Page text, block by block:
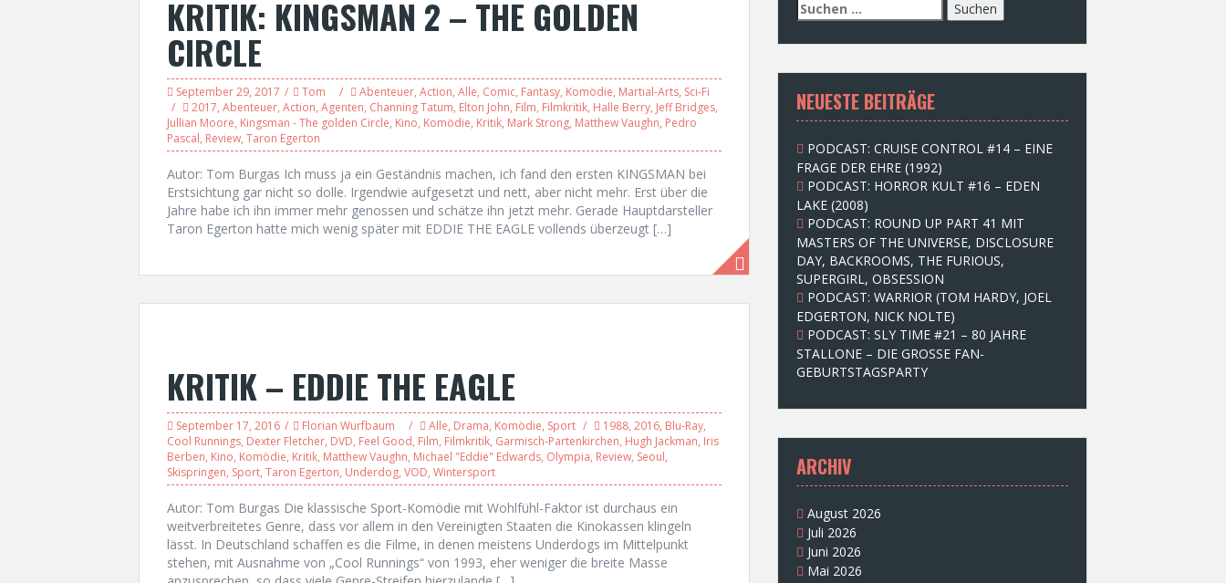
KRITIK: KINGSMAN 2 – THE GOLDEN
CIRCLE
September 29, 2017 Tom Abenteuer, Action, Alle, Comic, Fantasy, Komödie, Martial-Arts, Sci-Fi
2017, Abenteuer, Action, Agenten, Channing Tatum, Elton John, Film, Filmkritik, Halle Berry, Jeff Bridges,
Jullian Moore, Kingsman - The golden Circle, Kino, Komödie, Kritik, Mark Strong, Matthew Vaughn, Pedro
Pascal, Review, Taron Egerton
Autor: Tom Burgas Ich muss ja ein Geständnis machen, ich fand den ersten KINGSMAN bei
Erstsichtung gar nicht so dolle. Irgendwie aufgesetzt und nett, aber nicht mehr. Erst über die
Jahre habe ich ihn immer mehr genossen und schätze ihn jetzt mehr. Gerade Hauptdarsteller
Taron Egerton hatte mich wenig später mit EDDIE THE EAGLE vollends überzeugt […]
KRITIK – EDDIE THE EAGLE
September 17, 2016 Florian Wurfbaum Alle, Drama, Komödie, Sport 1988, 2016, Blu-Ray,
Cool Runnings, Dexter Fletcher, DVD, Feel Good, Film, Filmkritik, Garmisch-Partenkirchen, Hugh Jackman, Iris
Berben, Kino, Komödie, Kritik, Matthew Vaughn, Michael "Eddie" Edwards, Olympia, Review, Seoul,
Skispringen, Sport, Taron Egerton, Underdog, VOD, Wintersport
Autor: Tom Burgas Die klassische Sport-Komödie mit Wohlfühl-Faktor ist durchaus ein
weitverbreitetes Genre, dass vor allem in den Vereinigten Staaten die Kinokassen klingeln
lässt. In Deutschland schaffen es die Filme, in denen meistens Underdogs im Mittelpunkt
stehen, mit Ausnahme von „Cool Runnings“ von 1993, eher weniger die breite Masse
S
u
c
e
n
n
c
h
:
NEUESTE BEITRÄGE
PODCAST: CRUISE CONTROL #14 – EINE
FRAGE DER EHRE (1992)
PODCAST: HORROR KULT #16 – EDEN
LAKE (2008)
PODCAST: ROUND UP PART 41 MIT
MASTERS OF THE UNIVERSE, DISCLOSURE
DAY, BACKROOMS, THE FURIOUS,
SUPERGIRL, OBSESSION
PODCAST: WARRIOR (TOM HARDY, JOEL
EDGERTON, NICK NOLTE)
PODCAST: SLY TIME #21 – 80 JAHRE
STALLONE – DIE GROSSE FAN-
GEBURTSTAGSPARTY
ARCHIV
August 2026
Juli 2026
Juni 2026
Mai 2026